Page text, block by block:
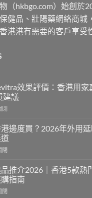
（hkbgo.com）始創於
健品、壯陽藥網絡商城
港港有需要的客戶享受
效果評價：香港用家
建議
閉
邊度買？2026年外用
閉
推介2026｜香港5款熱
指南
閉